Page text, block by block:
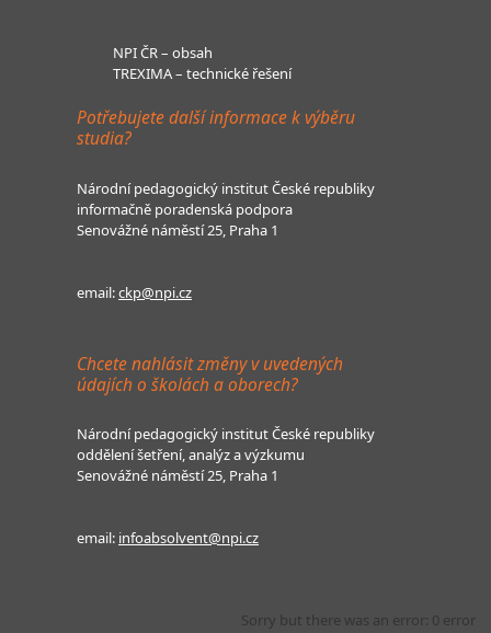
Sorry but there was an error: 0 error
NPI ČR – obsah
TREXIMA – technické řešení
Potřebujete další informace k výběru
studia?
Národní pedagogický institut České republiky
informačně poradenská podpora
Senovážné náměstí 25, Praha 1
email:ckp@npi.cz
Chcete nahlásit změny v uvedených
údajích o školách a oborech?
Národní pedagogický institut České republiky
oddělení šetření, analýz a výzkumu
Senovážné náměstí 25, Praha 1
email: infoabsolvent@npi.cz